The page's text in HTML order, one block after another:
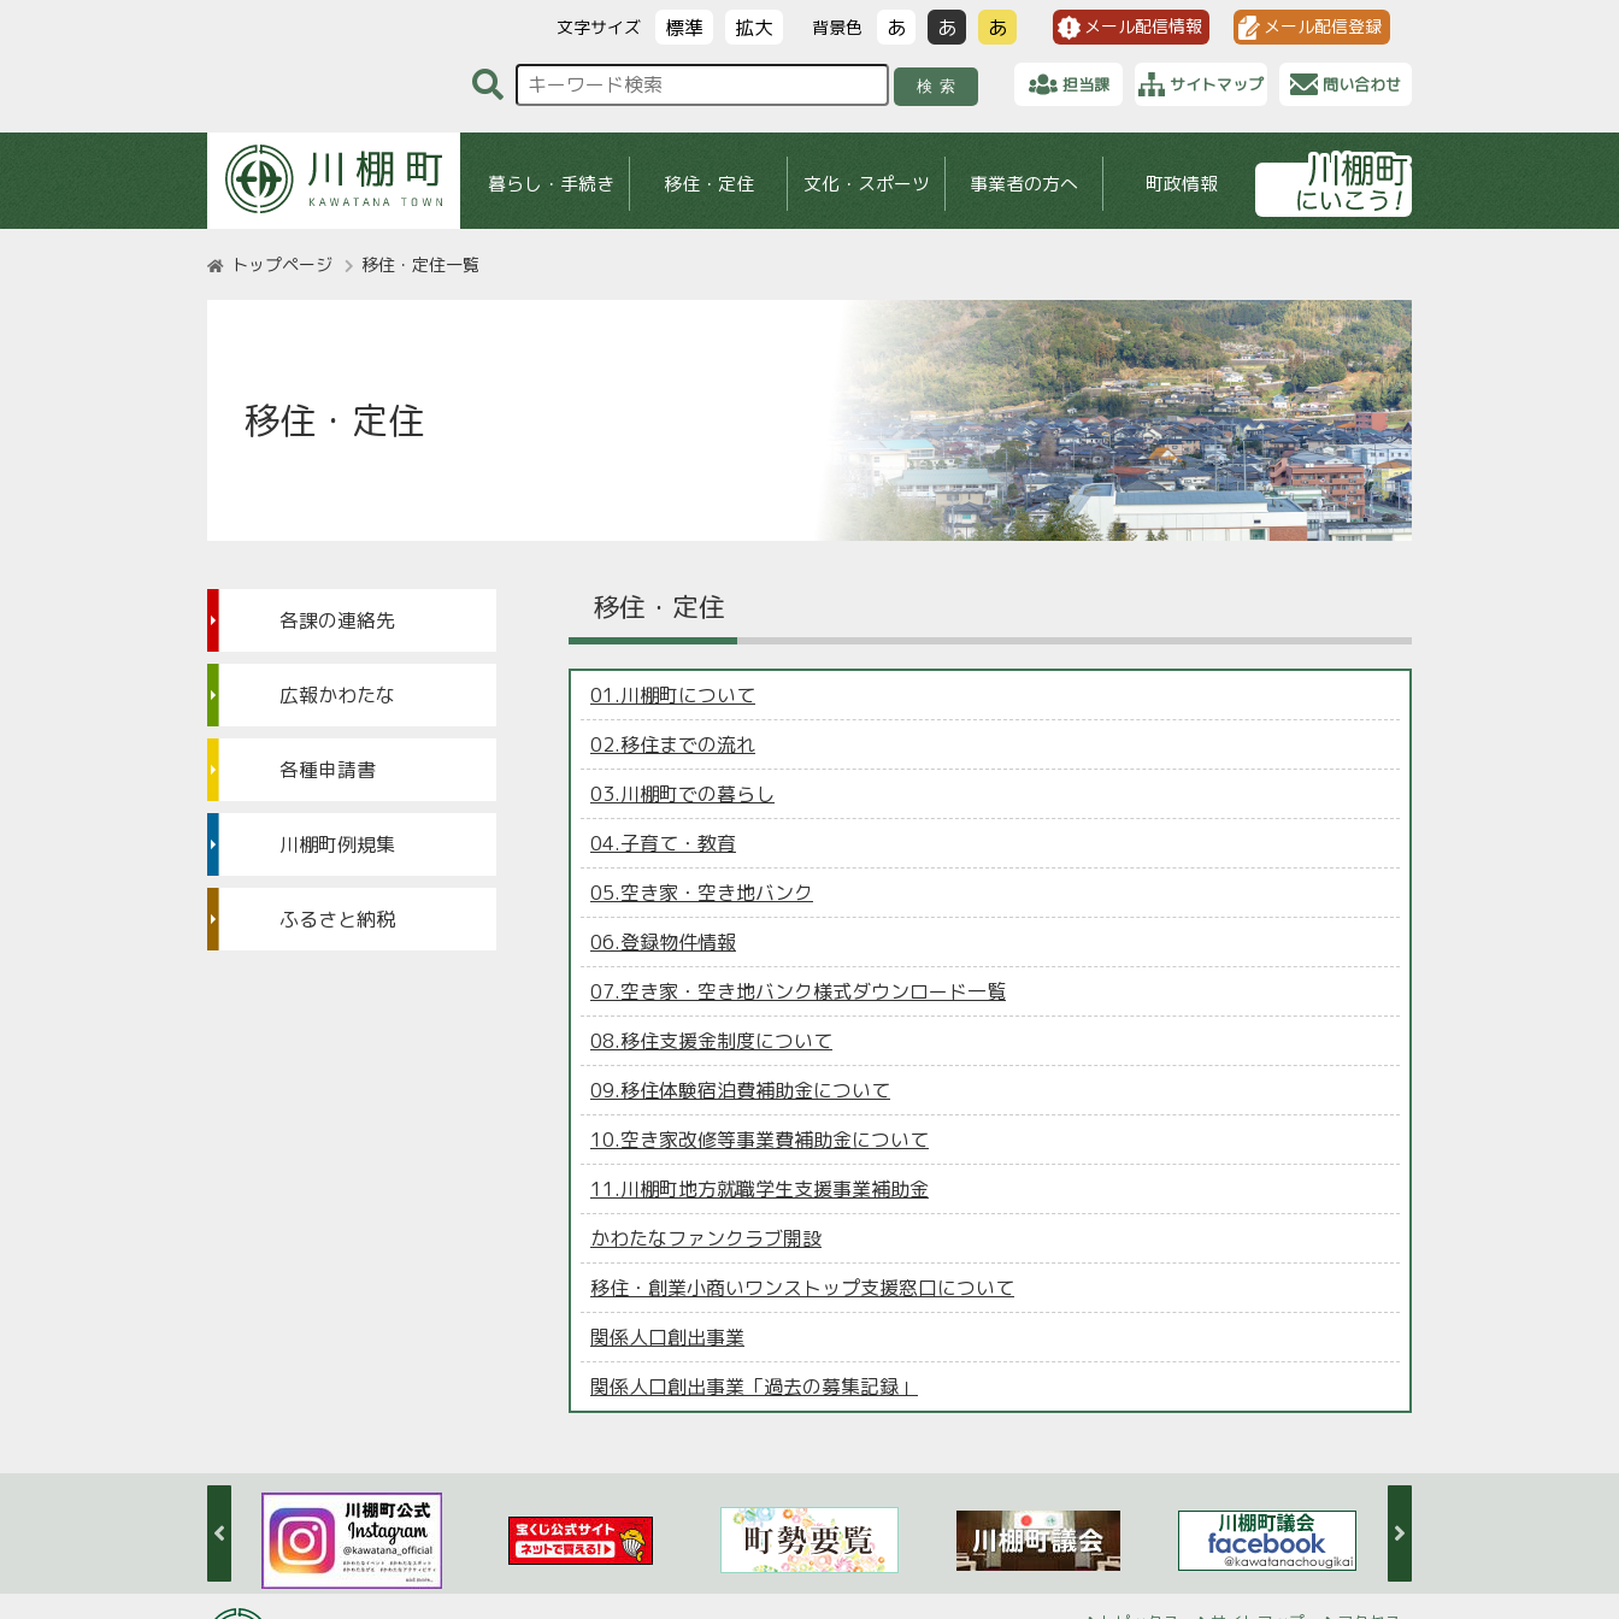
文字サイズ 標準 拡大 背景色 あ あ あ メール配信情報 メール配信登録
検索 担当課 サイトマップ 問い合わせ
暮らし・手続き 移住・定住 文化・スポーツ 事業者の方へ 町政情報
トップページ 移住・定住一覧
移住・定住
移住・定住
01.川棚町について
02.移住までの流れ
03.川棚町での暮らし
04.子育て・教育
05.空き家・空き地バンク
06.登録物件情報
07.空き家・空き地バンク様式ダウンロード一覧
08.移住支援金制度について
09.移住体験宿泊費補助金について
10.空き家改修等事業費補助金について
11.川棚町地方就職学生支援事業補助金
かわたなファンクラブ開設
移住・創業小商いワンストップ支援窓口について
関係人口創出事業
関係人口創出事業「過去の募集記録」
各課の連絡先
広報かわたな
各種申請書
川棚町例規集
ふるさと納税